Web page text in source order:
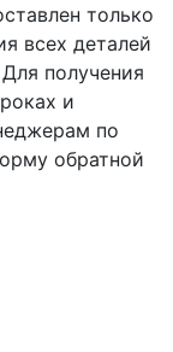
только
всех деталей
получения
и
по
обратной